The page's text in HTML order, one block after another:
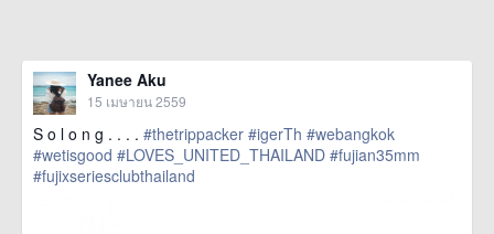
Yanee Aku
15 เมษายน 2559
S o l o n g . . . . #thetrippacker #igerTh #webangkok
#wetisgood #LOVES_UNITED_THAILAND #fujian35mm
#fujixseriesclubthailand